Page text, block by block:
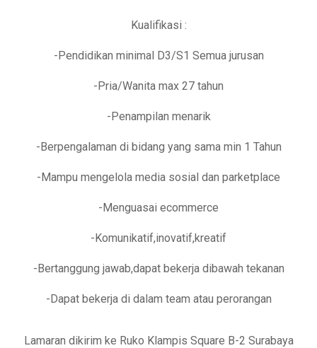
Kualifikasi :
-Pendidikan minimal D3/S1 Semua jurusan
-Pria/Wanita max 27 tahun
-Penampilan menarik
-Berpengalaman di bidang yang sama min 1 Tahun
-Mampu mengelola media sosial dan parketplace
-Menguasai ecommerce
-Komunikatif,inovatif,kreatif
-Bertanggung jawab,dapat bekerja dibawah tekanan
-Dapat bekerja di dalam team atau perorangan
Lamaran dikirim ke Ruko Klampis Square B-2 Surabaya